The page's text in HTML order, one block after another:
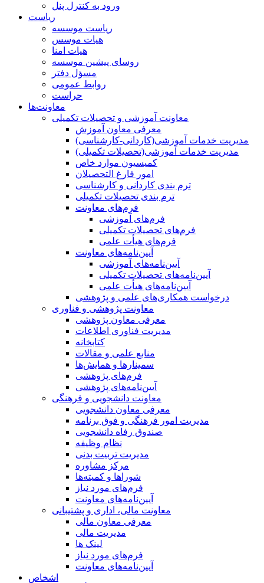
ورود به کنترل پنل
ریاست
ریاست موسسه
هیات موسس
هیات امنا
روسای پیشین موسسه
مسؤل دفتر
روابط عمومی
حراست
معاونت‌ها
معاونت آموزشی و تحصیلات تکمیلی
معرفی معاون آموزش
مدیریت خدمات آموزشی(کاردانی-کارشناسی)
مدیریت خدمات آموزشی(تحصیلات تکمیلی)
کمیسیون موارد خاص
امور فارغ التحصیلان
ترم بندی کاردانی و کارشناسی
ترم بندی تحصیلات تکمیلی
فرم‌های معاونت
فرم‌های آموزشی
فرم‌های تحصیلات تکمیلی
فرم‌های هیأت علمی
آیین‌نامه‌های معاونت
آیین‌نامه‌های آموزشی
آیین‌نامه‌های تحصیلات تکمیلی
آیین‌نامه‌های هیأت علمی
درخواست همکاری‌های علمی و پژوهشی
معاونت پژوهشی و فناوری
معرفی معاون پژوهشی
مدیریت فناوری اطلاعات
کتابخانه
منابع علمی و مقالات
سمینارها و همایش‌ها
فرم‌های پژوهشی
آیین‌نامه‌های پژوهشی
معاونت دانشجویی و فرهنگی
معرفی معاون دانشجویی
مدیریت امور فرهنگی و فوق برنامه
صندوق رفاه دانشجویی
نظام وظیفه
مدیریت تربیت بدنی
مرکز مشاوره
شوراها و کمیته‌ها
فرم‌های مورد نیاز
آیین‌نامه‌های معاونت
معاونت مالی، اداری و پشتیبانی
معرفی معاون مالی
مدیریت مالی
لینک ها
فرم‌های مورد نیاز
آیین‌نامه‌های معاونت
اشخاص